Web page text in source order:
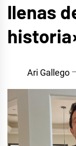
llenas
Ari Gallego